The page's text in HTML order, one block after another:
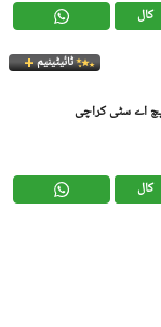
کال
ٹائیٹینیم
کال